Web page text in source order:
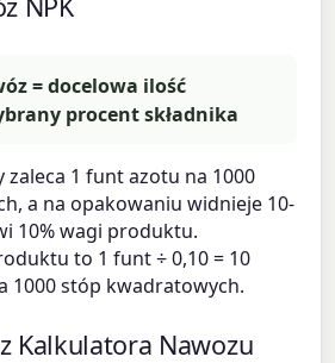
NPK
= docelowa ilość
procent składnika
zaleca 1 funt azotu na 1000
a na opakowaniu widnieje 10-
10% wagi produktu.
to 1 funt ÷ 0,10 = 10
1000 stóp kwadratowych.
Kalkulatora Nawozu